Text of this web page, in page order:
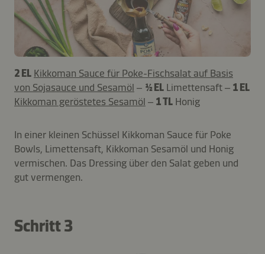
2 EL Kikkoman Sauce für Poke-Fischsalat auf Basis
von Sojasauce und Sesamöl – ½ EL Limettensaft – 1 EL
Kikkoman geröstetes Sesamöl – 1 TL Honig
In einer kleinen Schüssel Kikkoman Sauce für Poke
Bowls, Limettensaft, Kikkoman Sesamöl und Honig
vermischen. Das Dressing über den Salat geben und
gut vermengen.
Schritt 3